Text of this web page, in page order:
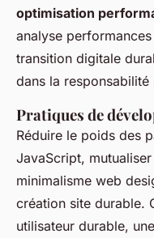
optimisation
analyse
transition digitale
dans la responsabilité
Pratiques de
Réduire le poids des
JavaScript,
minimalisme web
création site durable.
utilisateur durable,